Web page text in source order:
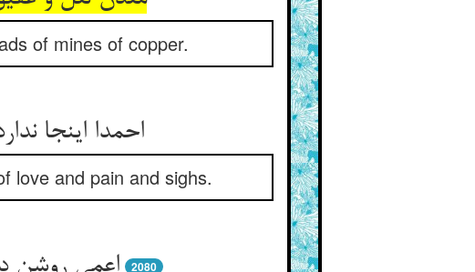
of mines of copper.
احمدا اینجا
love and pain and sighs.
2080